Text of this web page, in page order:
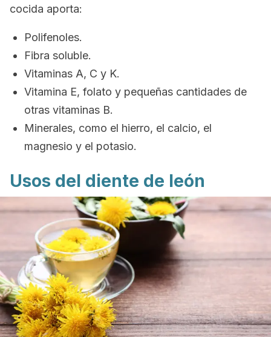
cocida aporta:
Polifenoles.
Fibra soluble.
Vitaminas A, C y K.
Vitamina E, folato y pequeñas cantidades de
otras vitaminas B.
Minerales, como el hierro, el calcio, el
magnesio y el potasio.
Usos del diente de león